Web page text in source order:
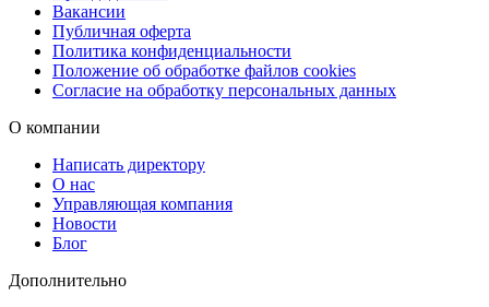
Удобная доставка готовых заказов
Получить ламинированные материалы можно бесплатно в
пунктах выдачи Copy.ru. Кроме того, доступна доставка через
СДЭК — в пункт выдачи или курьером. Для срочных ситуаций
Copy.ru — надежная защита крупноформатных документов
Мы обеспечиваем аккуратное ламинирование больших
с качественными материалами и быстрыми сроками, чтобы ваши
Вакансии
Публичная оферта
Политика конфиденциальности
Положение об обработке файлов cookies
Согласие на обработку персональных данных
О компании
Написать директору
О нас
Управляющая компания
Новости
Блог
Дополнительно